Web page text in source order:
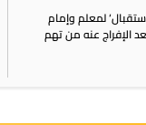
لمعلم وإمام
عنه من تهم